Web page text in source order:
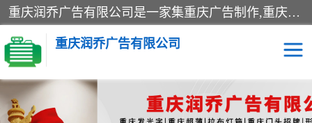
重庆润乔广告有限公司是一家集重庆广告制作,重庆标识标牌,亚克力发光字,led发光字,树脂发光字,超薄灯箱,拉布灯箱,吸塑灯箱,门头招牌,企业形象墙,写真喷绘,x展架,拉网展架,广告展架,条幅,锦旗设计,制作,施工,维护为一体的专业化广告公司.
重庆润乔广告有限公司